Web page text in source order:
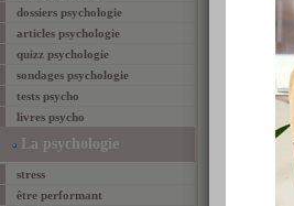
dossiers psychologie
articles psychologie
quizz psychologie
sondages psychologie
tests psycho
livres psycho
La psychologie
stress
être performant
Enigme